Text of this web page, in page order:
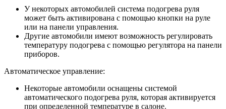
У некоторых автомобилей система подогрева руля
может быть активирована с помощью кнопки на руле
или на панели управления.
Другие автомобили имеют возможность регулировать
температуру подогрева с помощью регулятора на панели
приборов.
Автоматическое управление:
Некоторые автомобили оснащены системой
автоматического подогрева руля, которая активируется
при определенной температуре в салоне.